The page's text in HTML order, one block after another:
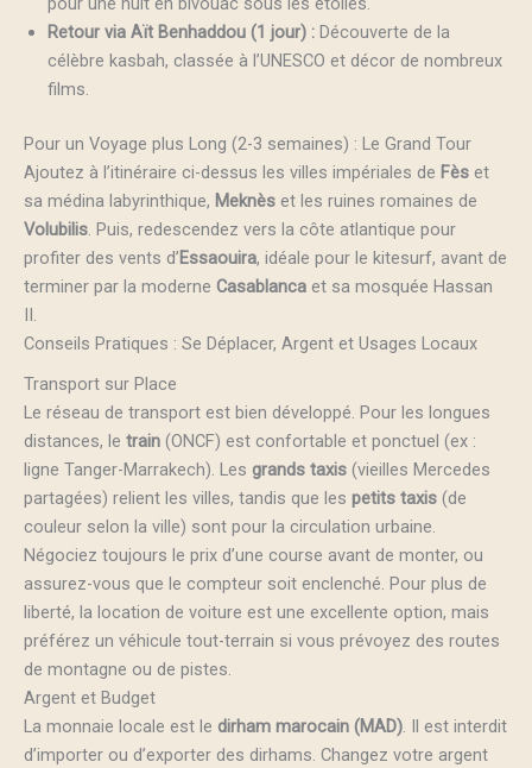
Retour via Aït Benhaddou (1 jour) : Découverte de la
célèbre kasbah, classée à l’UNESCO et décor de nombreux
films.
Pour un Voyage plus Long (2-3 semaines) : Le Grand Tour
Ajoutez à l’itinéraire ci-dessus les villes impériales de Fès et
sa médina labyrinthique, Meknès et les ruines romaines de
Volubilis. Puis, redescendez vers la côte atlantique pour
profiter des vents d’Essaouira, idéale pour le kitesurf, avant de
terminer par la moderne Casablanca et sa mosquée Hassan
II.
Conseils Pratiques : Se Déplacer, Argent et Usages Locaux
Transport sur Place
Le réseau de transport est bien développé. Pour les longues
distances, le train (ONCF) est confortable et ponctuel (ex :
ligne Tanger-Marrakech). Les grands taxis (vieilles Mercedes
partagées) relient les villes, tandis que les petits taxis (de
couleur selon la ville) sont pour la circulation urbaine.
Négociez toujours le prix d’une course avant de monter, ou
assurez-vous que le compteur soit enclenché. Pour plus de
liberté, la location de voiture est une excellente option, mais
préférez un véhicule tout-terrain si vous prévoyez des routes
de montagne ou de pistes.
Argent et Budget
La monnaie locale est le dirham marocain (MAD). Il est interdit
d’importer ou d’exporter des dirhams. Changez votre argent